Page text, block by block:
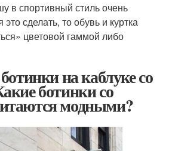
в спортивный стиль очень
сделать, то обувь и куртка
цветовой гаммой либо
на каблуке со
ботинки со
модными?